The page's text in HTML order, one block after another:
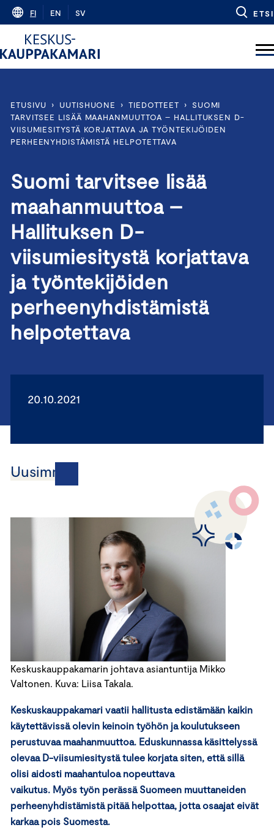
Skip
content
FI EN SV ETSI
ETUSIVU › UUTISHUONE › TIEDOTTEET ›
SUOMI
TARVITSEE LISÄÄ MAAHANMUUTTOA – HALLITUKSEN D-
VIISUMIESITYSTÄ KORJATTAVA JA TYÖNTEKIJÖIDEN
PERHEENYHDISTÄMISTÄ HELPOTETTAVA
Suomi tarvitsee lisää
maahanmuuttoa –
Hallituksen D-
viisumiesitystä korjattava
ja työntekijöiden
perheenyhdistämistä
helpotettava
20.10.2021
Uusimmat
Keskuskauppakamarin johtava asiantuntija Mikko
Valtonen. Kuva: Liisa Takala.
Keskuskauppakamari vaatii hallitusta edistämään kaikin
käytettävissä olevin keinoin työhön ja koulutukseen
perustuvaa maahanmuuttoa. Eduskunnassa käsittelyssä
olevaa D-viisumiesitystä tulee korjata siten, että sillä
olisi aidosti maahantuloa nopeuttava
vaikutus. Myös työn perässä Suomeen muuttaneiden
perheenyhdistämistä pitää helpottaa, jotta osaajat eivät
karkaa pois Suomesta.